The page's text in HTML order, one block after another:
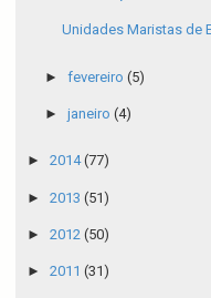
Unidades Maristas de
► fevereiro (5)
► janeiro (4)
► 2014(77)
► 2013 (51)
► 2012 (50)
► 2011 (31)